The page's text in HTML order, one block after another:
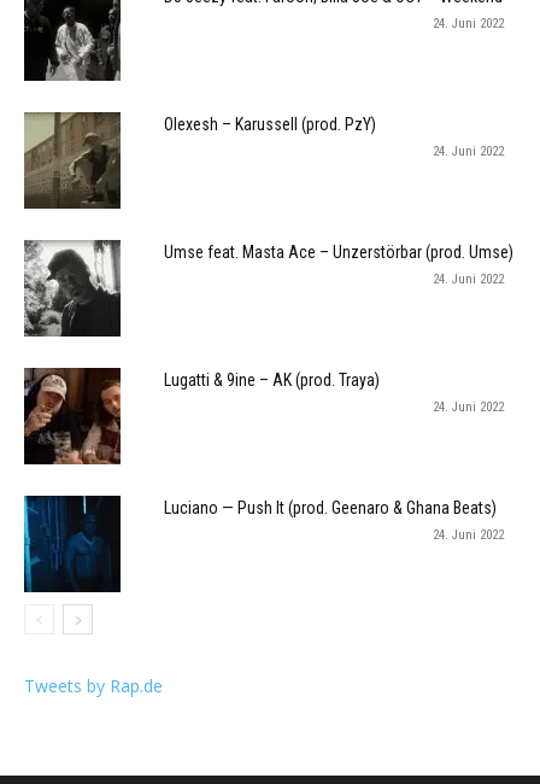
24. Juni 2022
Olexesh – Karussell (prod. PzY)
24. Juni 2022
Umse feat. Masta Ace – Unzerstörbar (prod. Umse)
24. Juni 2022
Lugatti & 9ine – AK (prod. Traya)
24. Juni 2022
Luciano — Push It (prod. Geenaro & Ghana Beats)
24. Juni 2022
Tweets by Rap.de